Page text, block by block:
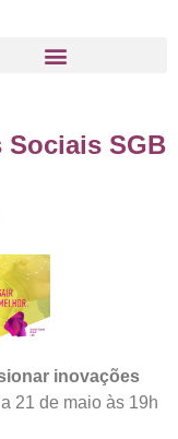
SGB
inovações
21 de maio às 19h